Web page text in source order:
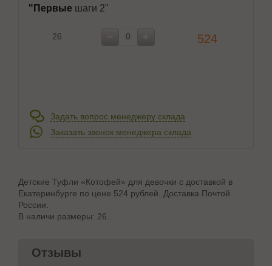
"Первые шаги 2"
26 524
Задать вопрос менеджеру склада
Заказать звонок менеджера склада
Детские Туфли «Котофей» для девочки с доставкой в
Екатеринбурге по цене 524 рублей. Доставка Почтой
России.
В наличи размеры: 26.
Отзывы